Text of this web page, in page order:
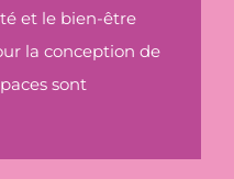
et le bien-être
la conception de
sont